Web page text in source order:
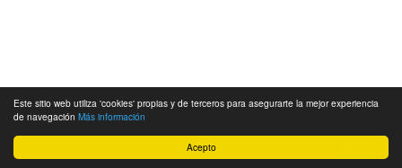
Acepto
Este sitio web utiliza 'cookies' propias y de terceros para asegurarte la mejor experiencia
de navegación Más información